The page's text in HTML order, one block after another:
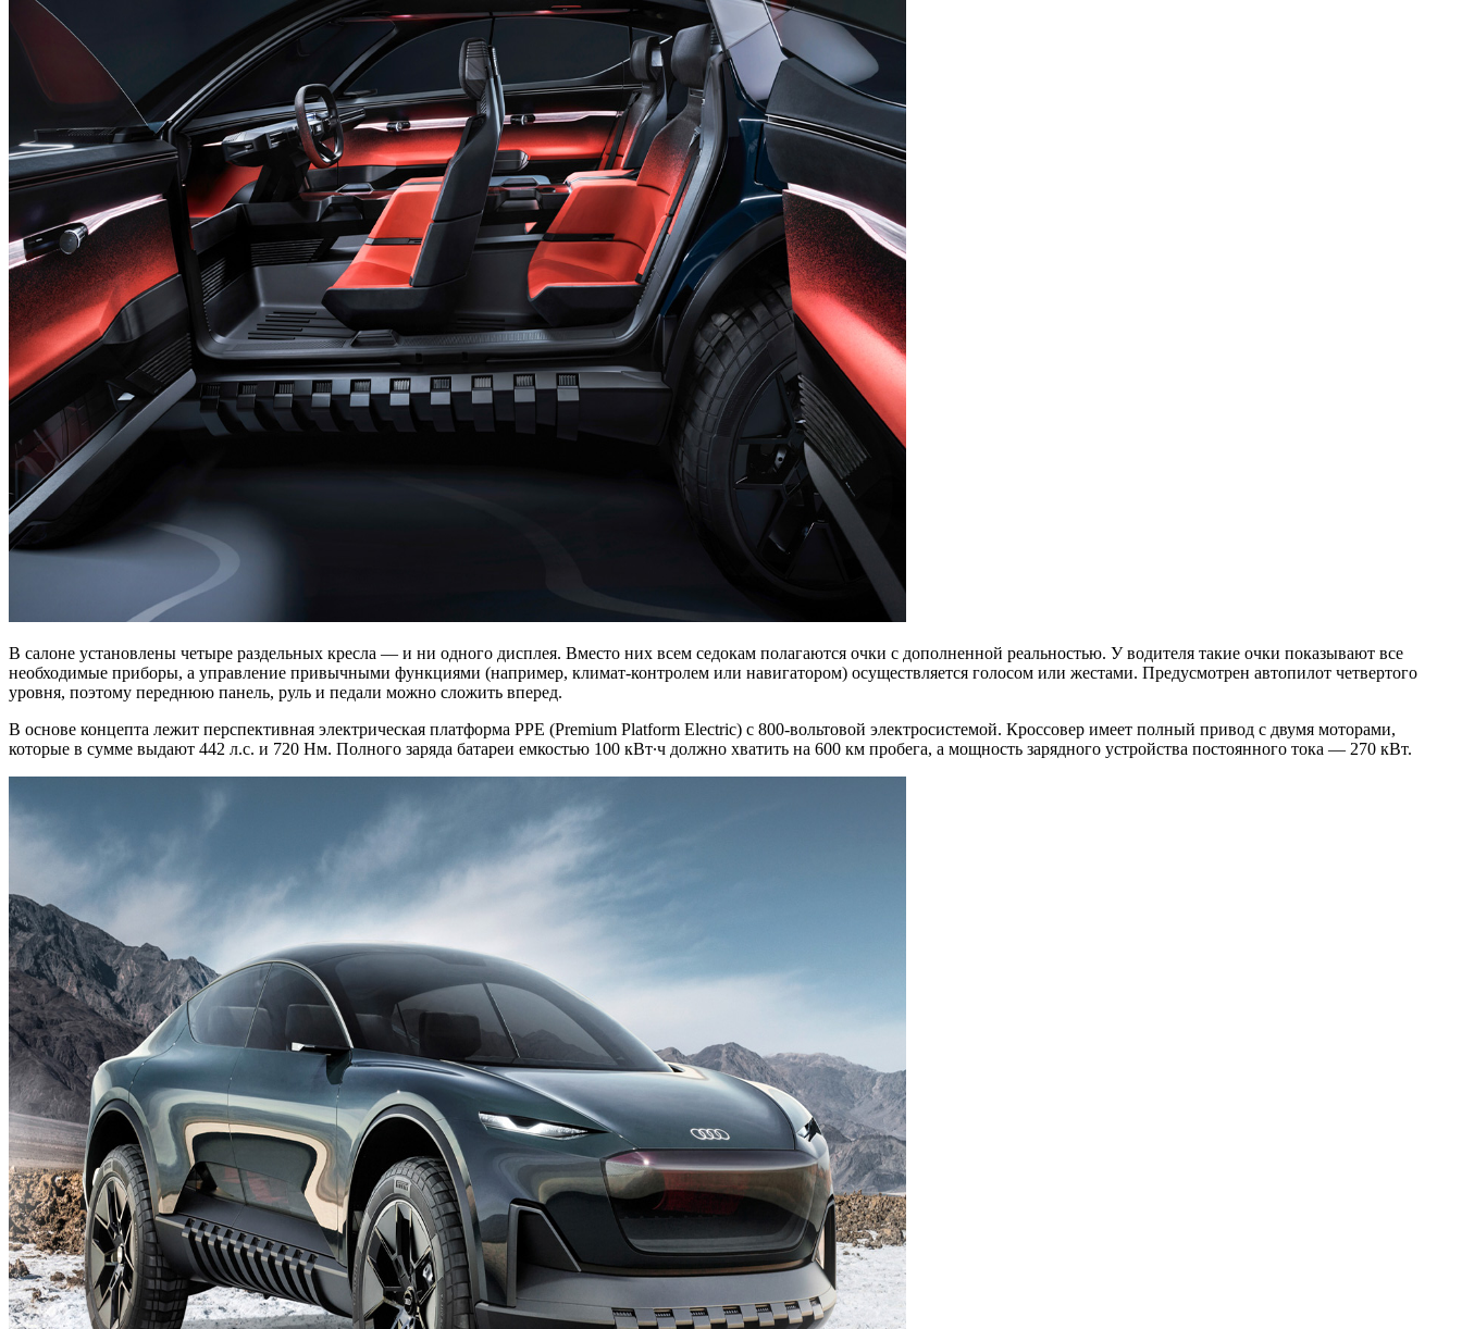
В салоне установлены четыре раздельных кресла — и ни одного дисплея. Вместо них всем седокам полагаются очки с дополненной реальностью. У водителя такие очки показывают все
необходимые приборы, а управление привычными функциями (например, климат-контролем или навигатором) осуществляется голосом или жестами. Предусмотрен автопилот четвертого
уровня, поэтому переднюю панель, руль и педали можно сложить вперед.
В основе концепта лежит перспективная электрическая платформа PPE (Premium Platform Electric) с 800-вольтовой электросистемой. Кроссовер имеет полный привод с двумя моторами,
которые в сумме выдают 442 л.с. и 720 Нм. Полного заряда батареи емкостью 100 кВт∙ч должно хватить на 600 км пробега, а мощность зарядного устройства постоянного тока — 270 кВт.